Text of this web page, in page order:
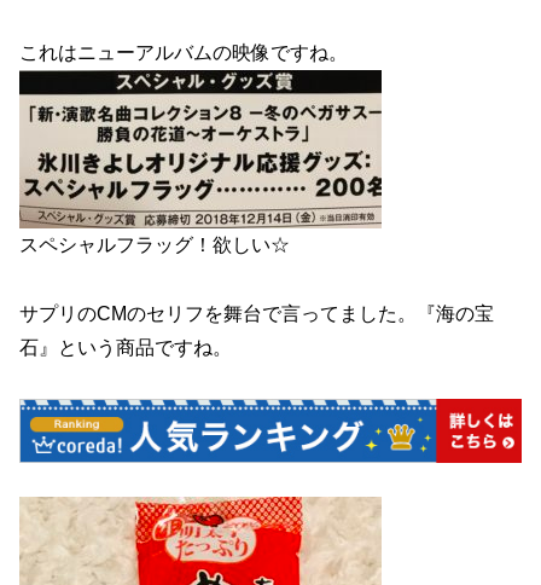
これはニューアルバムの映像ですね。
スペシャルフラッグ！欲しい☆
サプリのCMのセリフを舞台で言ってました。『海の宝
石』という商品ですね。